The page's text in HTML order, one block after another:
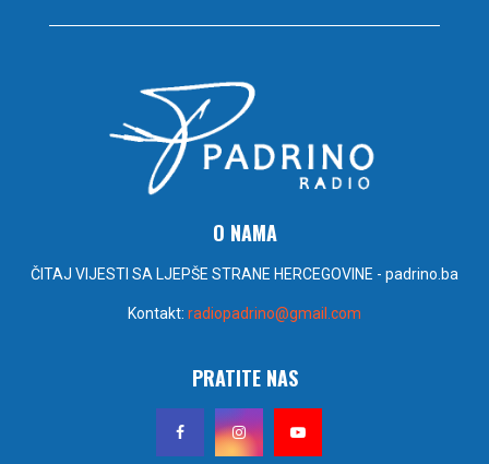
O NAMA
ČITAJ VIJESTI SA LJEPŠE STRANE HERCEGOVINE - padrino.ba
Kontakt: radiopadrino@gmail.com
PRATITE NAS